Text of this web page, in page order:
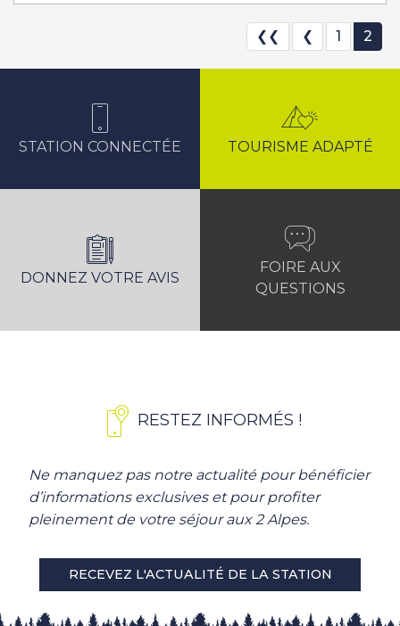
❮❮ ❮ 1 2
STATION CONNECTÉE TOURISME ADAPTÉ
DONNEZ VOTRE AVIS
FOIRE AUX
QUESTIONS
RESTEZ INFORMÉS !
Ne manquez pas notre actualité pour bénéficier
d’informations exclusives et pour profiter
pleinement de votre séjour aux 2 Alpes.
RECEVEZ L'ACTUALITÉ DE LA STATION